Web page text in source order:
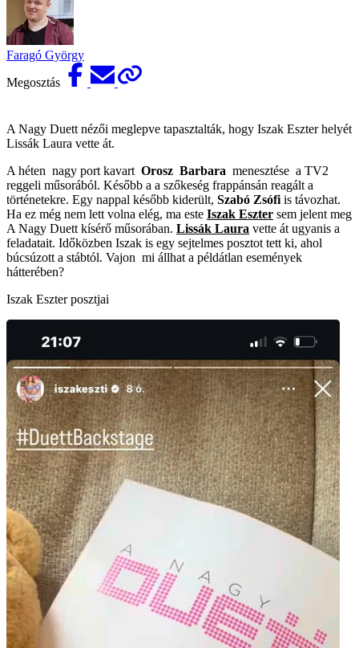
Faragó György
Megosztás
A Nagy Duett nézői meglepve tapasztalták, hogy Iszak Eszter helyét
Lissák Laura vette át.
A héten nagy port kavart Orosz Barbara menesztése a TV2
reggeli műsorából. Később a a szőkeség frappánsán reagált a
történetekre. Egy nappal később kiderült, Szabó Zsófi is távozhat.
Ha ez még nem lett volna elég, ma este Iszak Eszter sem jelent meg
A Nagy Duett kísérő műsorában. Lissák Laura vette át ugyanis a
feladatait. Időközben Iszak is egy sejtelmes posztot tett ki, ahol
búcsúzott a stábtól. Vajon mi állhat a példátlan események
hátterében?
Iszak Eszter posztjai